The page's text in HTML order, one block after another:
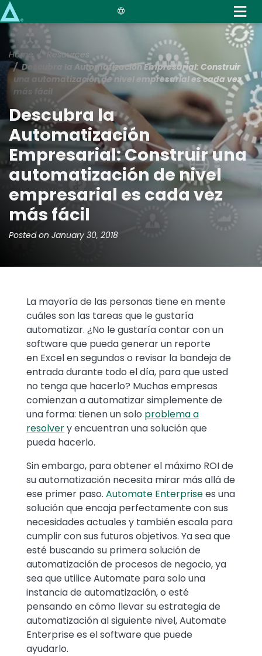
to
content
Home
Resources
Descubra la Automatización Empresarial: Construir
una automatización de nivel empresarial es cada vez
más fácil
Descubra la
Automatización
Empresarial: Construir una
automatización de nivel
empresarial es cada vez
más fácil
Posted on January 30, 2018
Text
La mayoría de las personas tiene en mente
cuáles son las tareas que le gustaría
automatizar. ¿No le gustaría contar con un
software que pueda generar un reporte
en Excel en segundos o revisar la bandeja de
entrada durante todo el día, para que usted
no tenga que hacerlo? Muchas empresas
comienzan a automatizar simplemente de
una forma: tienen un solo problema a
resolvery encuentran una solución que
pueda hacerlo.
Sin embargo, para obtener el máximo ROI de
su automatización necesita mirar más allá de
ese primer paso. Automate Enterprisees una
solución que encaja perfectamente con sus
necesidades actuales y también escala para
cumplir con sus futuros objetivos. Ya sea que
esté buscando su primera solución de
automatización de procesos de negocio, ya
sea que utilice Automate para solo una
instancia de automatización, o esté
pensando en cómo llevar su estrategia de
automatización al siguiente nivel, Automate
Enterprise es el software que puede
ayudarlo.